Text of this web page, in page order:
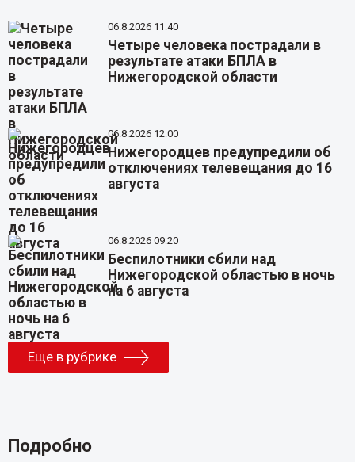
06.8.2026 11:40
Четыре человека пострадали в
результате атаки БПЛА в
Нижегородской области
06.8.2026 12:00
Нижегородцев предупредили об
отключениях телевещания до 16
августа
06.8.2026 09:20
Беспилотники сбили над
Нижегородской областью в ночь
на 6 августа
Еще в рубрике
Подробно